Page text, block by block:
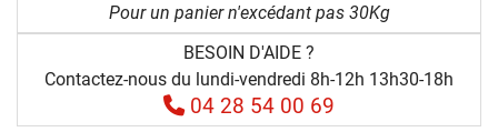
Pour un panier n'excédant pas 30Kg
BESOIN D'AIDE ?
Contactez-nous du lundi-vendredi 8h-12h 13h30-18h
04 28 54 00 69